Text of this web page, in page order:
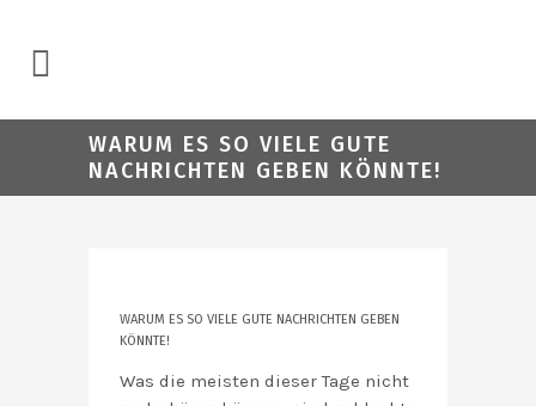
WARUM ES SO VIELE GUTE
NACHRICHTEN GEBEN KÖNNTE!
WARUM ES SO VIELE GUTE NACHRICHTEN GEBEN
KÖNNTE!
Was die meisten dieser Tage nicht